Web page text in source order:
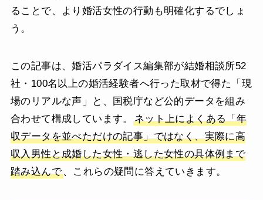
ることで、より婚活女性の行動も明確化するでしょ
う。
この記事は、婚活パラダイス編集部が結婚相談所52
社・100名以上の婚活経験者へ行った取材で得た「現
場のリアルな声」と、国税庁など公的データを組み
合わせて構成しています。
ネット上によくある「年
収データを並べただけの記事」ではなく、実際に高
収入男性と成婚した女性・逃した女性の具体例まで
踏み込んで、これらの疑問に答えていきます。